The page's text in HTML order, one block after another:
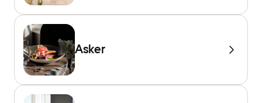
Asker